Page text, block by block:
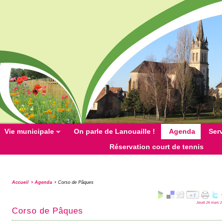
Vie municipale On parle de Lanouaille ! Agenda
Réservation court de tennis
Accueil Agenda Corso de Pâques
Jeudi 26 mars
Corso de Pâques